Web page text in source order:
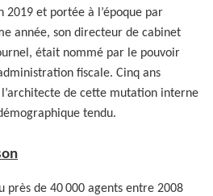
et portée à l’époque par
année, son directeur de cabinet
était nommé par le pouvoir
fiscale. Cinq ans
de cette mutation interne
tendu.
près de 40 000 agents entre 2008